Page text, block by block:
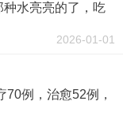
水亮亮的了，吃
2026-01-01
例，治愈52例，